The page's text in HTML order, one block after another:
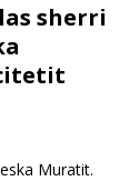
sherri
Muratit.